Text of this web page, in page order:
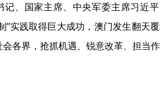
记、国家主席、中央军委主席习近
”实践取得巨大成功，澳门发生翻天
各界，抢抓机遇、锐意改革、担当